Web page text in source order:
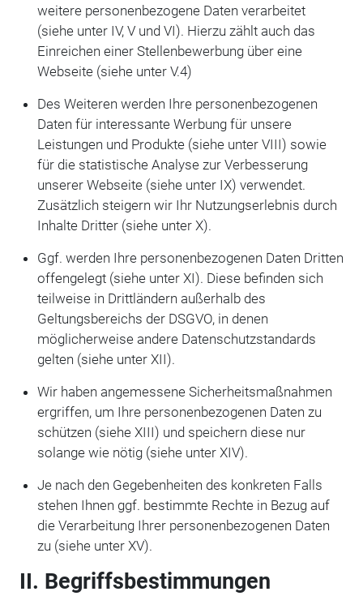
weitere personenbezogene Daten verarbeitet
(siehe unter IV, V und VI). Hierzu zählt auch das
Einreichen einer Stellenbewerbung über eine
Webseite (siehe unter V.4)
Des Weiteren werden Ihre personenbezogenen
Daten für interessante Werbung für unsere
Leistungen und Produkte (siehe unter VIII) sowie
für die statistische Analyse zur Verbesserung
unserer Webseite (siehe unter IX) verwendet.
Zusätzlich steigern wir Ihr Nutzungserlebnis durch
Inhalte Dritter (siehe unter X).
Ggf. werden Ihre personenbezogenen Daten Dritten
offengelegt (siehe unter XI). Diese befinden sich
teilweise in Drittländern außerhalb des
Geltungsbereichs der DSGVO, in denen
möglicherweise andere Datenschutzstandards
gelten (siehe unter XII).
Wir haben angemessene Sicherheitsmaßnahmen
ergriffen, um Ihre personenbezogenen Daten zu
schützen (siehe XIII) und speichern diese nur
solange wie nötig (siehe unter XIV).
Je nach den Gegebenheiten des konkreten Falls
stehen Ihnen ggf. bestimmte Rechte in Bezug auf
die Verarbeitung Ihrer personenbezogenen Daten
zu (siehe unter XV).
II. Begriffsbestimmungen